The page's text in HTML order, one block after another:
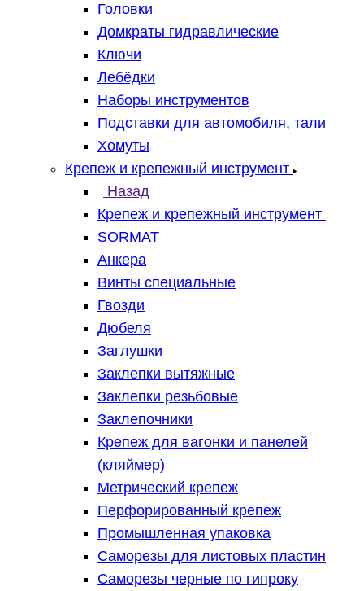
Головки
Домкраты гидравлические
Ключи
Лебёдки
Наборы инструментов
Подставки для автомобиля, тали
Хомуты
Крепеж и крепежный инструмент
Назад
Крепеж и крепежный инструмент
SORMAT
Анкера
Винты специальные
Гвозди
Дюбеля
Заглушки
Заклепки вытяжные
Заклепки резьбовые
Заклепочники
Крепеж для вагонки и панелей
(кляймер)
Метрический крепеж
Перфорированный крепеж
Промышленная упаковка
Саморезы для листовых пластин
Саморезы черные по гипроку